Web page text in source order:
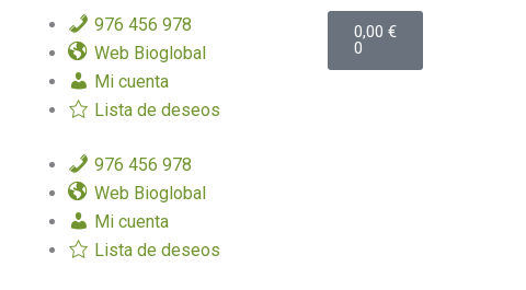
976 456 978
Web Bioglobal
Mi cuenta
Lista de deseos
976 456 978
Web Bioglobal
Mi cuenta
Lista de deseos
0,00 €
0
Carrito